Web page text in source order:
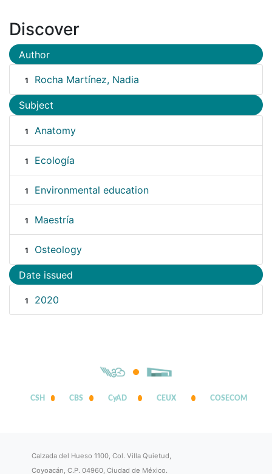
Discover
Author
1 Rocha Martínez, Nadia
Subject
1 Anatomy
1 Ecología
1 Environmental education
1 Maestría
1 Osteology
Date issued
1 2020
CSH CBS CyAD CEUX COSECOM
Calzada del Hueso 1100, Col. Villa Quietud,
Coyoacán, C.P. 04960, Ciudad de México.